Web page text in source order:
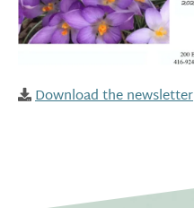
Download the newsletter